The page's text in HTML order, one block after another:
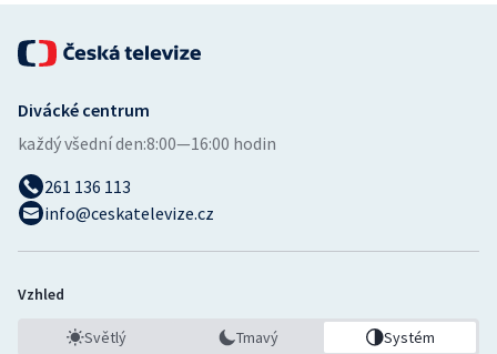
Divácké centrum
každý všední den:8:00—16:00 hodin
261 136 113
info@ceskatelevize.cz
Vzhled
Světlý Tmavý Systém